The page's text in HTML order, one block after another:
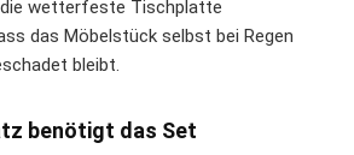
wetterfeste Tischplatte
das Möbelstück selbst bei Regen
bleibt.
benötigt das Set